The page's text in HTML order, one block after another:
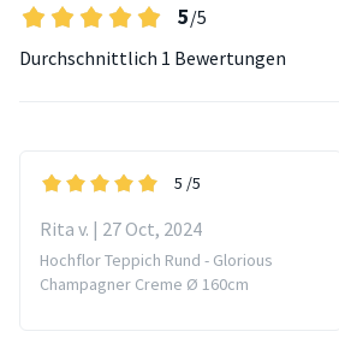
5/5
Durchschnittlich 1 Bewertungen
5 /5
Rita v. | 27 Oct, 2024
Hochflor Teppich Rund - Glorious
Champagner Creme Ø 160cm